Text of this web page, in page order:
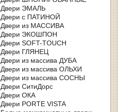
Двери ЭМАЛЬ
Двери с ПАТИНОЙ
Двери из МАССИВА
Двери ЭКОШПОН
Двери SOFT-TOUCH
Двери ГЛЯНЕЦ
Двери из массива ДУБА
Двери из массива ОЛЬХИ
Двери из массива СОСНЫ
Двери СитиДорс
Двери ОКА
Двери PORTE VISTA